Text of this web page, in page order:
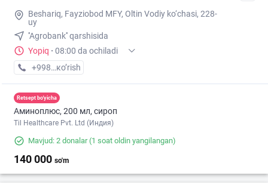
Beshariq, Fayziobod MFY, Oltin Vodiy ko‘chasi, 228-
uy
''Agrobank'' qarshisida
Yopiq · 08:00 da ochiladi
+998 (93) XXX-XX-XX
кo’rish
Retsept bo'yicha
Аминоплюс, 200 мл, сироп
Til Healthcare Pvt. Ltd (Индия)
Mavjud: 2 donalar(1 soat oldin yangilangan)
140 000 so'm